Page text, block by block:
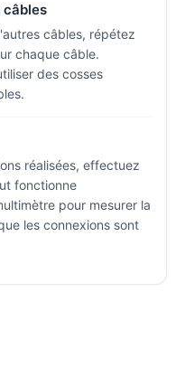
câbles
câbles, répétez
chaque câble.
des cosses
réalisées, effectuez
fonctionne
pour mesurer la
les connexions sont